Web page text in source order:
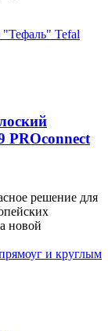
PROconnect
решение для
новой